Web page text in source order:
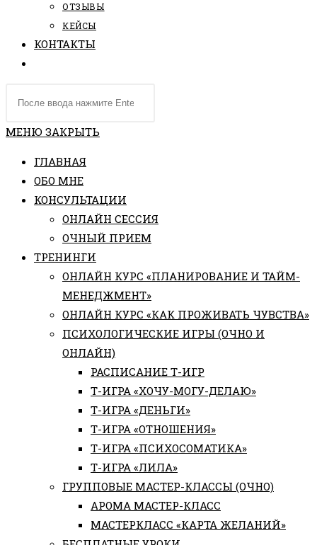
ОТЗЫВЫ
КЕЙСЫ
КОНТАКТЫ
ПО
САЙТУ
сайте
МЕНЮ ЗАКРЫТЬ
ГЛАВНАЯ
ОБО МНЕ
КОНСУЛЬТАЦИИ
ОНЛАЙН СЕССИЯ
ОЧНЫЙ ПРИЕМ
ТРЕНИНГИ
ОНЛАЙН КУРС «ПЛАНИРОВАНИЕ И ТАЙМ-
МЕНЕДЖМЕНТ»
ОНЛАЙН КУРС «КАК ПРОЖИВАТЬ ЧУВСТВА»
ПСИХОЛОГИЧЕСКИЕ ИГРЫ (ОЧНО И
ОНЛАЙН)
РАСПИСАНИЕ Т-ИГР
Т-ИГРА «ХОЧУ-МОГУ-ДЕЛАЮ»
Т-ИГРА «ДЕНЬГИ»
Т-ИГРА «ОТНОШЕНИЯ»
Т-ИГРА «ПСИХОСОМАТИКА»
Т-ИГРА «ЛИЛА»
ГРУППОВЫЕ МАСТЕР-КЛАССЫ (ОЧНО)
АРОМА МАСТЕР-КЛАСС
МАСТЕРКЛАСС «КАРТА ЖЕЛАНИЙ»